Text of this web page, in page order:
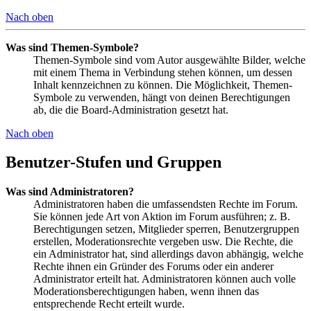
Nach oben
Was sind Themen-Symbole?
Themen-Symbole sind vom Autor ausgewählte Bilder, welche
mit einem Thema in Verbindung stehen können, um dessen
Inhalt kennzeichnen zu können. Die Möglichkeit, Themen-
Symbole zu verwenden, hängt von deinen Berechtigungen
ab, die die Board-Administration gesetzt hat.
Nach oben
Benutzer-Stufen und Gruppen
Was sind Administratoren?
Administratoren haben die umfassendsten Rechte im Forum.
Sie können jede Art von Aktion im Forum ausführen; z. B.
Berechtigungen setzen, Mitglieder sperren, Benutzergruppen
erstellen, Moderationsrechte vergeben usw. Die Rechte, die
ein Administrator hat, sind allerdings davon abhängig, welche
Rechte ihnen ein Gründer des Forums oder ein anderer
Administrator erteilt hat. Administratoren können auch volle
Moderationsberechtigungen haben, wenn ihnen das
entsprechende Recht erteilt wurde.